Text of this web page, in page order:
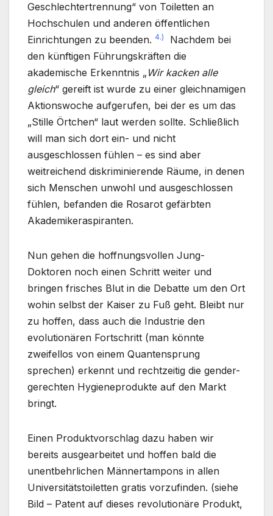
Geschlechtertrennung“ von Toiletten an
Hochschulen und anderen öffentlichen
Einrichtungen zu beenden. 4.)
Nachdem bei
den künftigen Führungskräften die
akademische Erkenntnis „ Wir kacken alle
gleich“ gereift ist wurde zu einer gleichnamigen
Aktionswoche aufgerufen, bei der es um das
„Stille Örtchen“ laut werden sollte. Schließlich
will man sich dort ein- und nicht
ausgeschlossen fühlen – es sind aber
weitreichend diskriminierende Räume, in denen
sich Menschen unwohl und ausgeschlossen
fühlen, befanden die Rosarot gefärbten
Akademikeraspiranten.
Nun gehen die hoffnungsvollen Jung-
Doktoren noch einen Schritt weiter und
bringen frisches Blut in die Debatte um den Ort
wohin selbst der Kaiser zu Fuß geht. Bleibt nur
zu hoffen, dass auch die Industrie den
evolutionären Fortschritt (man könnte
zweifellos von einem Quantensprung
sprechen) erkennt und rechtzeitig die gender-
gerechten Hygieneprodukte auf den Markt
bringt.
Einen Produktvorschlag dazu haben wir
bereits ausgearbeitet und hoffen bald die
unentbehrlichen Männertampons in allen
Universitätstoiletten gratis vorzufinden. (siehe
Bild – Patent auf dieses revolutionäre Produkt,